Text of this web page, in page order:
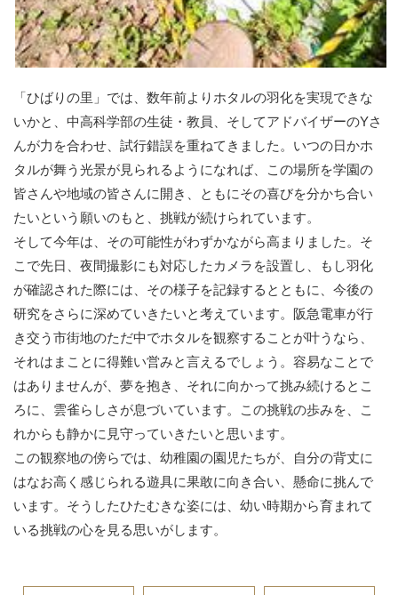
「ひばりの里」では、数年前よりホタルの羽化を実現できな
いかと、中高科学部の生徒・教員、そしてアドバイザーのYさ
んが力を合わせ、試行錯誤を重ねてきました。いつの日かホ
タルが舞う光景が見られるようになれば、この場所を学園の
皆さんや地域の皆さんに開き、ともにその喜びを分かち合い
たいという願いのもと、挑戦が続けられています。
そして今年は、その可能性がわずかながら高まりました。そ
こで先日、夜間撮影にも対応したカメラを設置し、もし羽化
が確認された際には、その様子を記録するとともに、今後の
研究をさらに深めていきたいと考えています。阪急電車が行
き交う市街地のただ中でホタルを観察することが叶うなら、
それはまことに得難い営みと言えるでしょう。容易なことで
はありませんが、夢を抱き、それに向かって挑み続けるとこ
ろに、雲雀らしさが息づいています。この挑戦の歩みを、こ
れからも静かに見守っていきたいと思います。
この観察地の傍らでは、幼稚園の園児たちが、自分の背丈に
はなお高く感じられる遊具に果敢に向き合い、懸命に挑んで
います。そうしたひたむきな姿には、幼い時期から育まれて
いる挑戦の心を見る思いがします。